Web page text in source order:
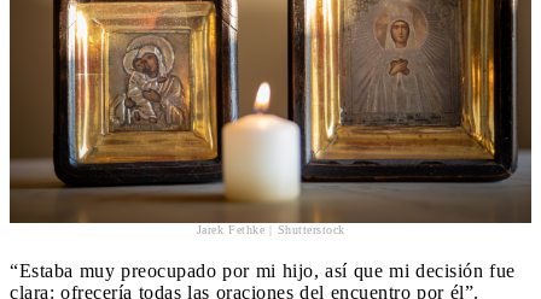
Jarek Fethke | Shutterstock
“Estaba muy preocupado por mi hijo, así que mi decisión fue
clara: ofrecería todas las oraciones del encuentro por él”.